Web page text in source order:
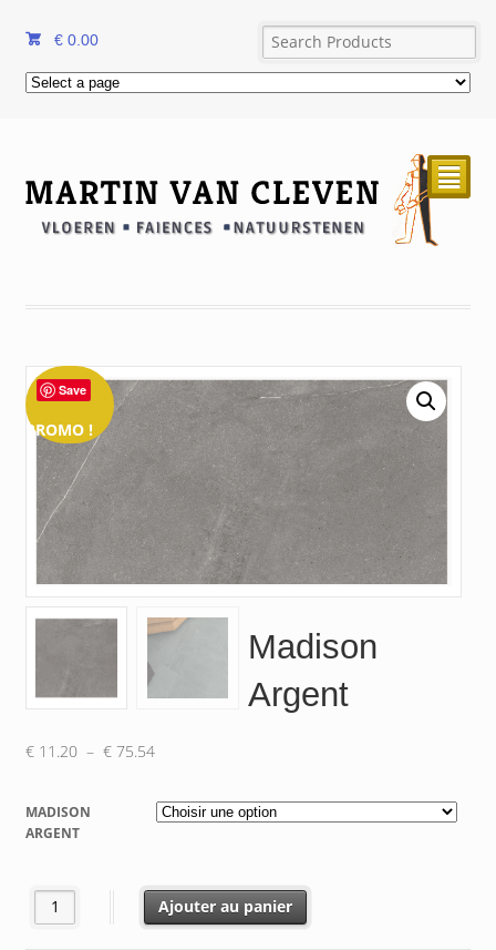
€ 0.00
²
PROMO !
Save
Madison
Argent
€11.20 – €75.54Plage
prix :
€ 11.20
MADISON
ARGENT
quantité de Madison ArgentAjouter au panier